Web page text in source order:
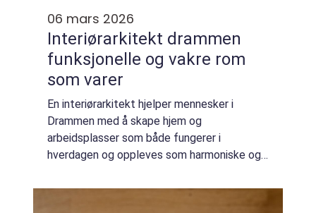
06 mars 2026
Interiørarkitekt drammen
funksjonelle og vakre rom
som varer
En interiørarkitekt hjelper mennesker i
Drammen med å skape hjem og
arbeidsplasser som både fungerer i
hverdagen og oppleves som harmoniske og
farger, materialer og løsninger, og ender ofte